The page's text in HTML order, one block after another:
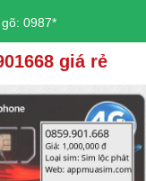
0987*
giá rẻ